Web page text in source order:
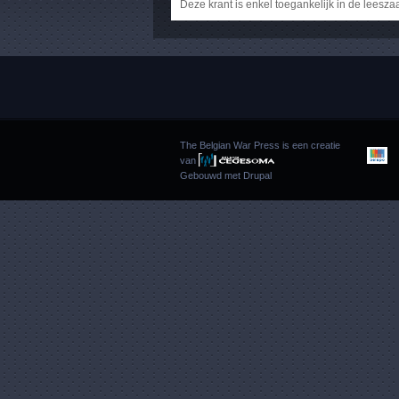
Deze krant is enkel toegankelijk in de
The Belgian War Press is een creatie
van
Gebouwd met Drupal